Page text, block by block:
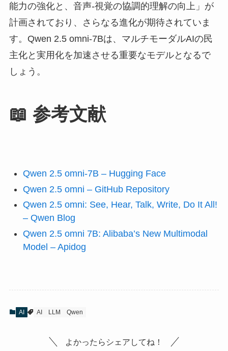
能力の強化と、音声-視覚の協調的理解の向上」が
計画されており、さらなる進化が期待されていま
す。Qwen 2.5 omni-7Bは、マルチモーダルAIの民
主化と実用化を加速させる重要なモデルとなるで
しょう。
📖 参考文献
Qwen 2.5 omni-7B – Hugging Face
Qwen 2.5 omni – GitHub Repository
Qwen 2.5 omni: See, Hear, Talk, Write, Do It All!
– Qwen Blog
Qwen 2.5 omni 7B: Alibaba’s New Multimodal
Model – Apidog
AI AI LLM Qwen
よかったらシェアしてね！